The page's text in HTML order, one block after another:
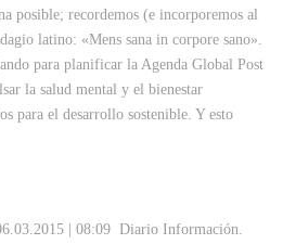
posible; recordemos (e incorporemos al
latino: «Mens sana in corpore sano».
para planificar la Agenda Global Post
la salud mental y el bienestar
para el desarrollo sostenible. Y esto
| 08:09 Diario Información.